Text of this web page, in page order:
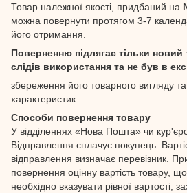
Товар належної якості, придбаний на
можна повернути протягом 3-7
його отримання.
Поверненню підлягає тільки
слідів використання та не був в
збереження його товарного вигляду
характеристик.
Способи повернення товару
У відділеннях «Нова Пошта» чи
Відправлення сплачує покупець.
відправлення визначає перевізник.
повернення оцінну вартість товару,
необхідно вказувати рівної вартості,